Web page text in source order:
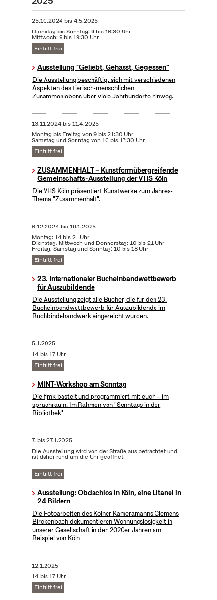
25.10.2024 bis4.5.2025
Dienstag bis Sonntag: 9 bis 16:30 Uhr
Mittwoch: 9 bis 19:30 Uhr
Eintritt frei
Ausstellung "Geliebt, Gehasst, Gegessen"
Die Ausstellung beschäftigt sich mit verschiedenen
Aspekten des tierisch-menschlichen
Zusammenlebens über viele Jahrhunderte hinweg.
13.11.2024 bis11.4.2025
Montag bis Freitag von 9 bis 21:30 Uhr
Samstag und Sonntag von 10 bis 17:30 Uhr
Eintritt frei
ZUSAMMENHALT – Kunstformübergreifende
Gemeinschafts-Ausstellung der VHS Köln
Die VHS Köln präsentiert Kunstwerke zum Jahres-
Thema "Zusammenhalt".
6.12.2024 bis19.1.2025
Montag: 14 bis 21 Uhr
Dienstag, Mittwoch und Donnerstag: 10 bis 21 Uhr
Freitag, Samstag und Sonntag: 10 bis 18 Uhr
Eintritt frei
23. Internationaler Bucheinbandwettbewerb
für Auszubildende
Die Ausstellung zeigt alle Bücher, die für den 23.
Bucheinbandwettbewerb für Auszubildende im
Buchbindehandwerk eingereicht wurden.
5.1.2025
14 bis 17 Uhr
Eintritt frei
MINT-Workshop am Sonntag
Die fjmk bastelt und programmiert mit euch – im
sprachraum. Im Rahmen von "Sonntags in der
Bibliothek"
7. bis27.1.2025
Die Ausstellung wird von der Straße aus betrachtet und
ist daher rund um die Uhr geöffnet.
Eintritt frei
Ausstellung: Obdachlos in Köln, eine Litanei in
24 Bildern
Die Fotoarbeiten des Kölner Kameramanns Clemens
Birckenbach dokumentieren Wohnungslosigkeit in
unserer Gesellschaft in den 2020er Jahren am
Beispiel von Köln
12.1.2025
14 bis 17 Uhr
Eintritt frei